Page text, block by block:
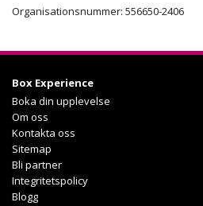
Organisationsnummer: 556650-2406
Box Experience
Boka din upplevelse
Om oss
Kontakta oss
Sitemap
Bli partner
Integritetspolicy
Blogg